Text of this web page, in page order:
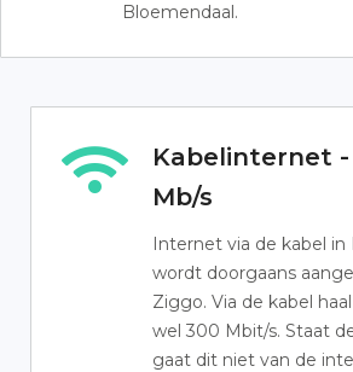
Bloemendaal.
Kabelinternet
Mb/s
Internet via de kabel in
wordt doorgaans
Ziggo. Via de kabel
wel 300 Mbit/s. Staat
gaat dit niet van de